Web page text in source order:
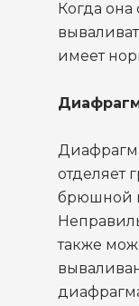
Когда она
имеет
отделяет
брюшной
также